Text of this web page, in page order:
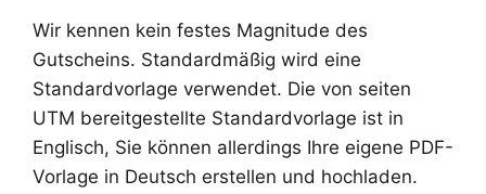
Wir kennen kein festes Magnitude des
Gutscheins. Standardmäßig wird eine
Standardvorlage verwendet. Die von seiten
UTM bereitgestellte Standardvorlage ist in
Englisch, Sie können allerdings Ihre eigene PDF-
Vorlage in Deutsch erstellen und hochladen.